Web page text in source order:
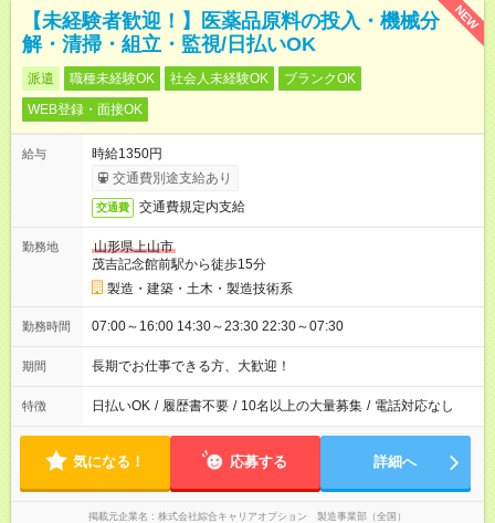
NEW
【未経験者歓迎！】医薬品原料の投入・機械分
解・清掃・組立・監視/日払いOK
派遣 職種未経験OK 社会人未経験OK
ブランクOK
WEB登録・面接OK
給与
時給1350円
交通費別途支給あり
交通費 交通費規定内支給
勤務地
山形県上山市
茂吉記念館前駅から徒歩15分
製造・建築・土木・製造技術系
勤務時間 07:00～16:00 14:30～23:30 22:30～07:30
期間 長期でお仕事できる方、大歓迎！
特徴 日払いOK / 履歴書不要 / 10名以上の大量募集 / 電話対応なし
気になる！ 応募する 詳細へ
掲載元企業名 株式会社綜合キャリアオプション 製造事業部（全国）